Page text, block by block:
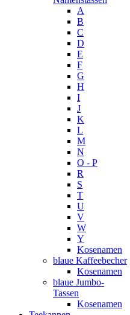
A
B
C
D
E
F
G
H
I
J
K
L
M
N
O - P
R
S
T
U
V
W
Y
Kosenamen
blaue Kaffeebecher
Kosenamen
blaue Jumbo-
Tassen
Kosenamen